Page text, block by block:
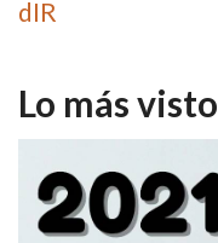
dIR
Lo más visto